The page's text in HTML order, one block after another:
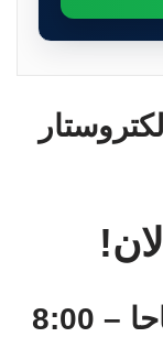
(مواعيد العمل 9:00 صباحا – 8:00